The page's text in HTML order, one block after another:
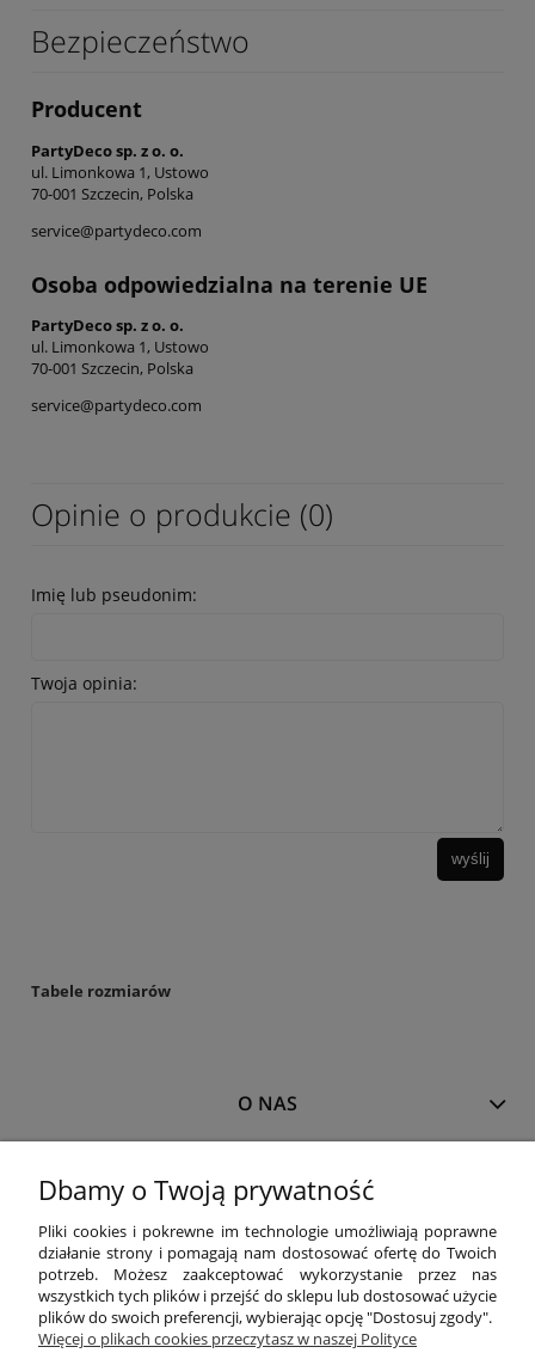
Bezpieczeństwo
Producent
PartyDeco sp. z o. o.
ul. Limonkowa 1, Ustowo
70-001 Szczecin, Polska
service@partydeco.com
Osoba odpowiedzialna na terenie UE
PartyDeco sp. z o. o.
ul. Limonkowa 1, Ustowo
70-001 Szczecin, Polska
service@partydeco.com
Opinie o produkcie (0)
Imię lub pseudonim:
Twoja opinia:
wyślij
Tabele rozmiarów
O NAS
MOJE KONTO
PŁATNOŚCI I DOSTAWA
INFORMACJE
Dbamy o Twoją prywatność
Pliki cookies i pokrewne im technologie umożliwiają poprawne
działanie strony i pomagają nam dostosować ofertę do Twoich
potrzeb. Możesz zaakceptować wykorzystanie przez nas
wszystkich tych plików i przejść do sklepu lub dostosować użycie
plików do swoich preferencji, wybierając opcję "Dostosuj zgody".
Więcej o plikach cookies przeczytasz w naszej Polityce